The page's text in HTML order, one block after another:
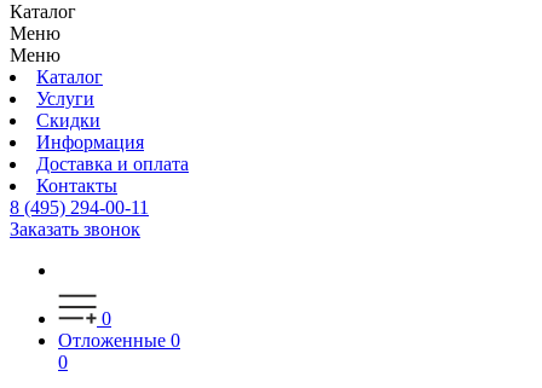
Каталог
Меню
Меню
Каталог
Услуги
Скидки
Информация
Доставка и оплата
Контакты
8 (495) 294-00-11
Заказать звонок
0
Отложенные 0
0